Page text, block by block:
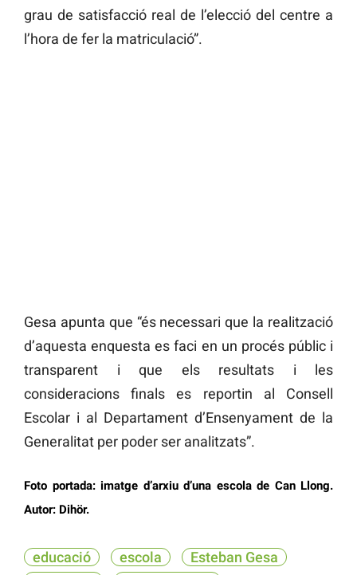
grau de satisfacció real de l’elecció del centre a
l’hora de fer la matriculació”.
Gesa apunta que “és necessari que la realització
d’aquesta enquesta es faci en un procés públic i
transparent i que els resultats i les
consideracions finals es reportin al Consell
Escolar i al Departament d’Ensenyament de la
Generalitat per poder ser analitzats”.
Foto portada: imatge d’arxiu d’una escola de Can Llong.
Autor: Dihör.
educació escola
Esteban Gesa